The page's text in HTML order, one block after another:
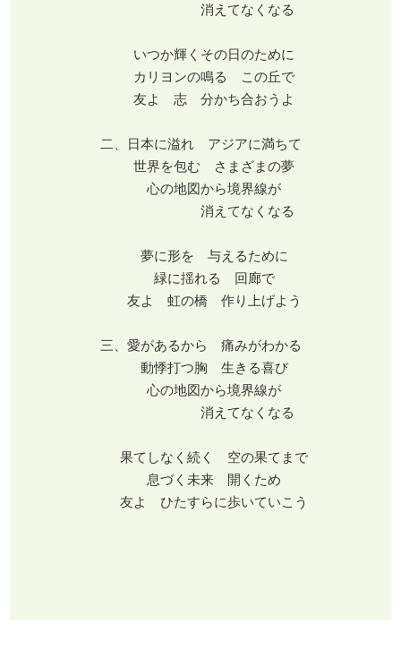
消えてなくなる
いつか輝くその日のために
カリヨンの鳴る この丘で
友よ 志 分かち合おうよ
二、日本に溢れ アジアに満ちて
世界を包む さまざまの夢
心の地図から境界線が
消えてなくなる
夢に形を 与えるために
緑に揺れる 回廊で
友よ 虹の橋 作り上げよう
三、愛があるから 痛みがわかる
動悸打つ胸 生きる喜び
心の地図から境界線が
消えてなくなる
果てしなく続く 空の果てまで
息づく未来 開くため
友よ ひたすらに歩いていこう